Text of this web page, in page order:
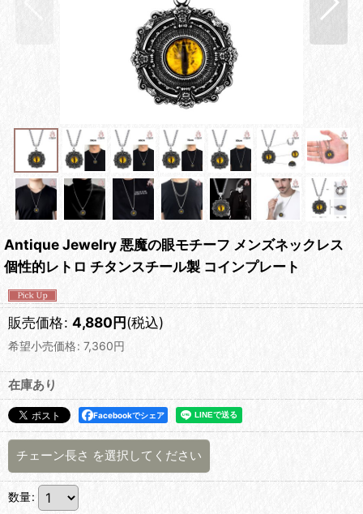
Antique Jewelry 悪魔の眼モチーフ メンズネックレス
個性的レトロ チタンスチール製 コインプレート
販売価格: 4,880円(税込)
希望小売価格: 7,360円
在庫あり
Facebookでシェア
チェーン長さ を選択してください
数量: